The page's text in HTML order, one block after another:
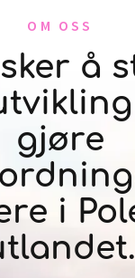
OM OSS
å
gjøre
i